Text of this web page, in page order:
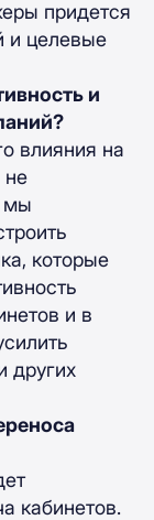
придется
и целевые
и
влияния на
не
мы
которые
и в
других
кабинетов.